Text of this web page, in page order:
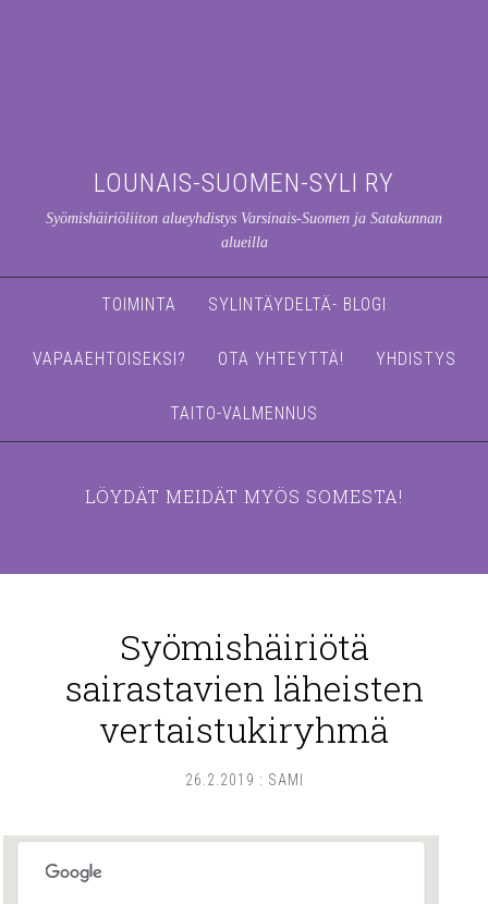
LOUNAIS-SUOMEN-SYLI RY
Syömishäiriöliiton alueyhdistys Varsinais-Suomen ja Satakunnan
alueilla
TOIMINTA SYLINTÄYDELTÄ- BLOGI
VAPAAEHTOISEKSI? OTA YHTEYTTÄ! YHDISTYS
TAITO-VALMENNUS
LÖYDÄT MEIDÄT MYÖS SOMESTA!
Syömishäiriötä
sairastavien läheisten
vertaistukiryhmä
26.2.2019 : SAMI